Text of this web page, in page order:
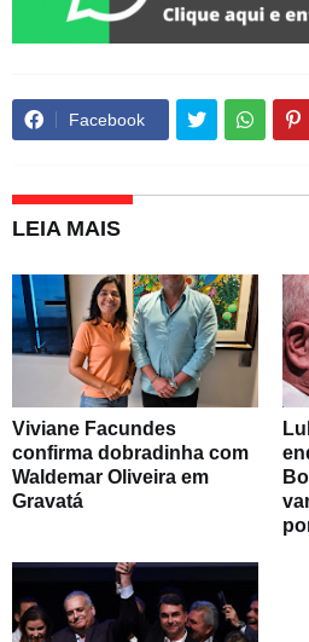
Facebook
LEIA MAIS
Viviane Facundes
confirma dobradinha com
Waldemar Oliveira em
Gravatá